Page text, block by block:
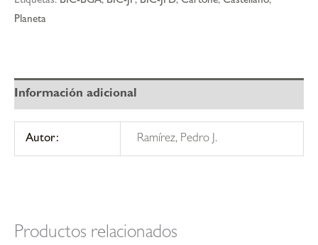
Planeta
Información adicional
Autor: Ramírez, Pedro J.
Productos relacionados